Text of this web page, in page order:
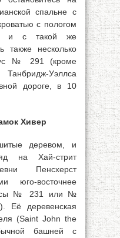
спальне с
с пологом
и с такой же
также несколько
№ 291 (кроме
Уэллса
дороге, в 10
Хивер
деревом, и
на Хай-стрит
Пенсхерст
юго-восточнее
№ 231 или №
Её деревенская
(Saint John the
башней с